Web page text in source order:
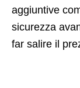
aggiuntive
sicurezza
far salire il